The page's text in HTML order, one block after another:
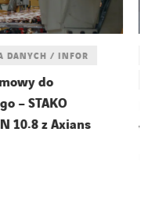
DANYCH / INFOR
do
– STAKO
10.8 z Axians